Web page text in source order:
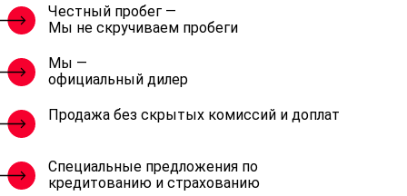
Честный пробег —
Мы не скручиваем пробеги
Мы —
официальный дилер
Продажа без скрытых комиссий и доплат
Специальные предложения по
кредитованию и страхованию